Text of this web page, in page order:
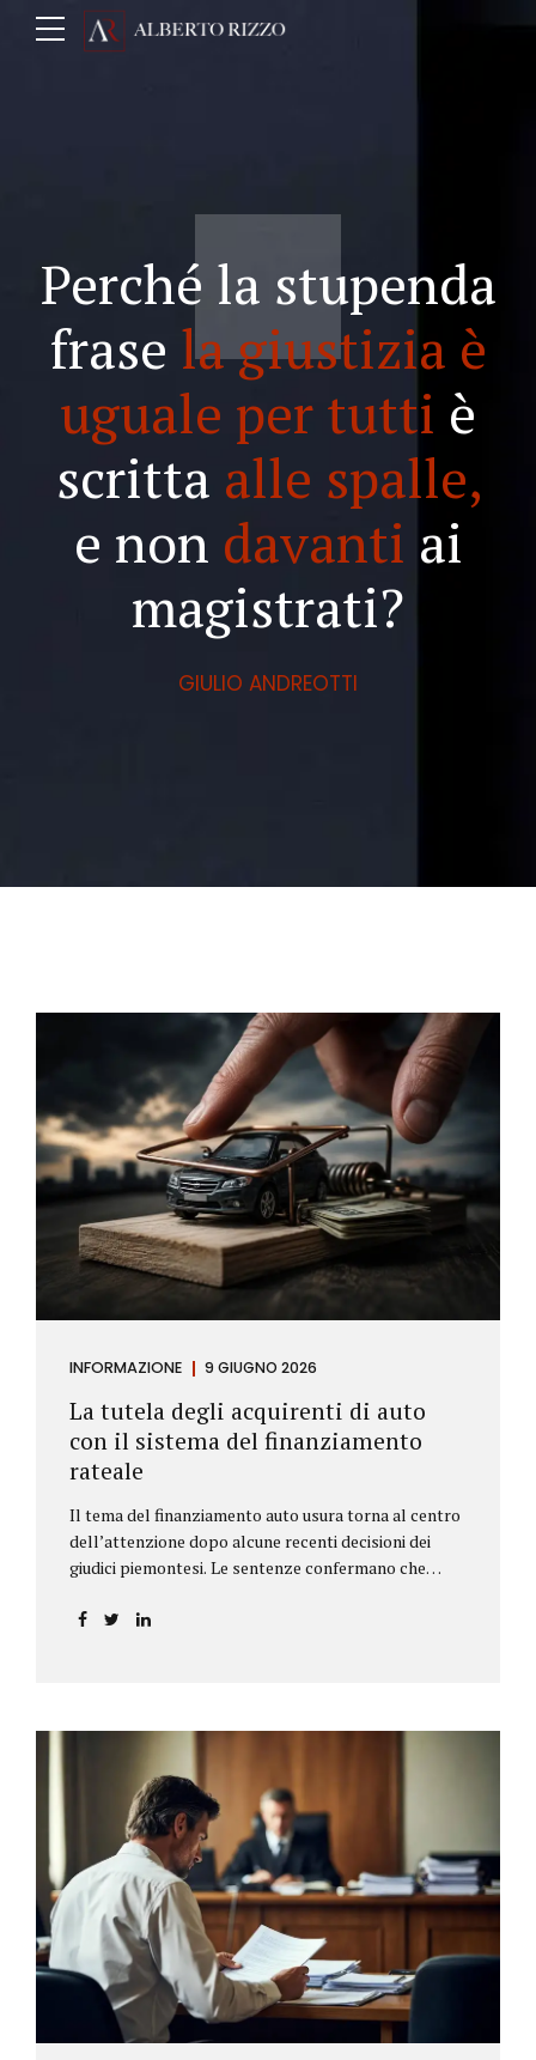
Perché la stupenda
frase la giustizia è
uguale per tutti è
scritta alle spalle,
e non davanti ai
magistrati?
GIULIO ANDREOTTI
INFORMAZIONE 9 GIUGNO 2026
La tutela degli acquirenti di auto
con il sistema del finanziamento
rateale
Il tema del finanziamento auto usura torna al centro
dell’attenzione dopo alcune recenti decisioni dei
giudici piemontesi. Le sentenze confermano che
incidere sul calcolo del tasso effettivo e aprire la